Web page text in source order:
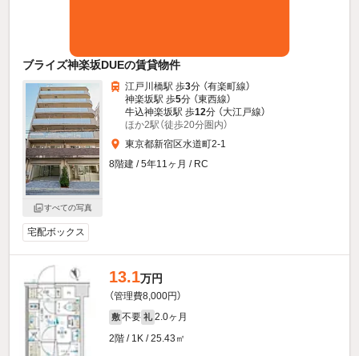
ブライズ神楽坂DUEの賃貸物件
すべての写真
江戸川橋駅 歩3分 （有楽町線）
神楽坂駅 歩5分 （東西線）
牛込神楽坂駅 歩12分 （大江戸線）
ほか2駅（徒歩20分圏内）
東京都新宿区水道町2-1
8階建 / 5年11ヶ月 / RC
宅配ボックス
13.1万円
（管理費8,000円）
敷 不要 礼 2.0ヶ月
2階 / 1K / 25.43㎡